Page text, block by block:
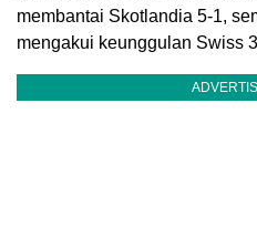
membantai Skotlandia 5-1,
mengakui keunggulan Swiss